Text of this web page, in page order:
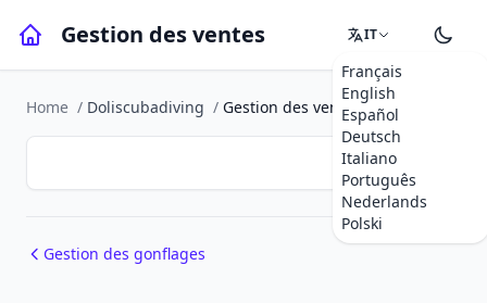
Gestion des ventes IT
Français
English
Español
Deutsch
Italiano
Português
Nederlands
Polski
Home / Doliscubadiving / Gestion des ventes
Gestion des gonflages